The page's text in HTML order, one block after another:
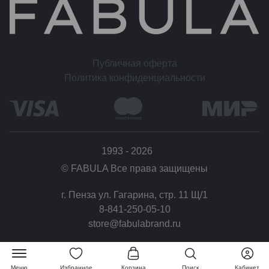
Условия обмена и возврата
Вы можете отказаться от заказа в течение 14 дней после его получения (считая со
Возврат товара надлежащего качества возможен в случае, если сохранены его
товарный вид (отсутствие дефектов), потребительские свойства, а также документ,
подтверждающий факт и условия покупки указанного товара.
Публичная оферта
Политика конфиденциальности
1993 - 2026
© FABULA Все права защищены
г. Пенза ул. Гагарина, стр. 11 Щ/1
8-841-250-05-10
store@fabulabrand.ru
Меню Избранное Корзина Поиск Кабинет